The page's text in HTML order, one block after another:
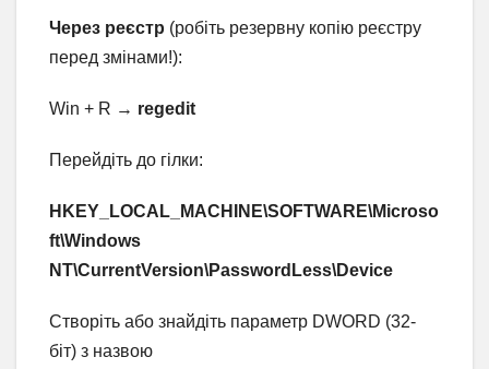
Через реєстр (робіть резервну копію реєстру
перед змінами!):
Win + R → regedit
Перейдіть до гілки:
HKEY_LOCAL_MACHINE\SOFTWARE\Microso
ft\Windows
NT\CurrentVersion\PasswordLess\Device
Створіть або знайдіть параметр DWORD (32-
біт) з назвою